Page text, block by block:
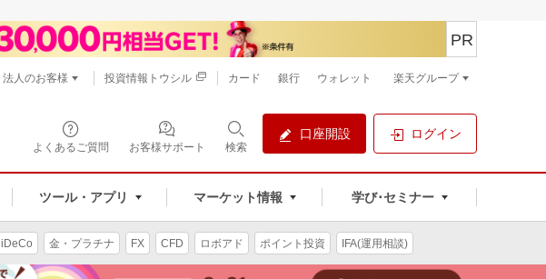
よくあるご質問 お客様サポート 検索
口座開設 ログイン
ツール・アプリ マーケット情報 学び･セミナー
PR
法人のお客様 投資情報トウシル カード 銀行 ウォレット 楽天グループ
iDeCo 金・プラチナ FX CFD ロボアド ポイント投資 IFA(運用相談)